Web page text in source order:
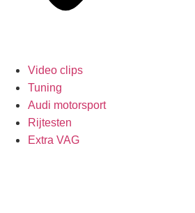
Video clips
Tuning
Audi motorsport
Rijtesten
Extra VAG